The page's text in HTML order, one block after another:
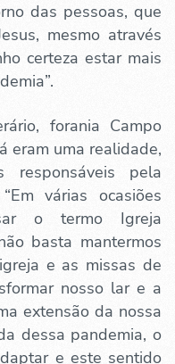
das pessoas, que
mesmo através
certeza estar mais
forania Campo
eram uma realidade,
responsáveis pela
várias ocasiões
o termo Igreja
basta mantermos
e as missas de
nosso lar e a
extensão da nossa
dessa pandemia, o
e este sentido